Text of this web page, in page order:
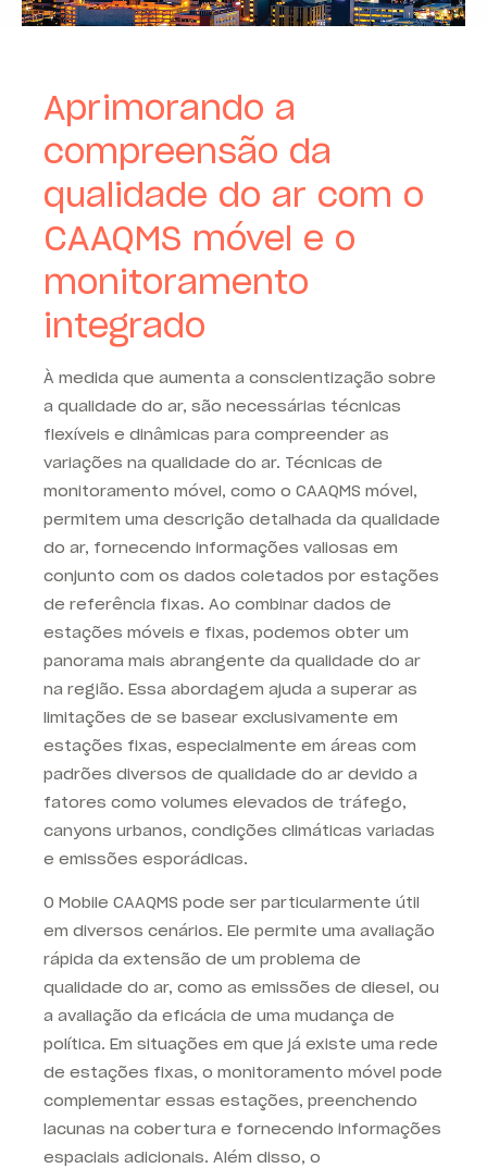
Aprimorando a
compreensão da
qualidade do ar com o
CAAQMS móvel e o
monitoramento
integrado
À medida que aumenta a conscientização sobre
a qualidade do ar, são necessárias técnicas
flexíveis e dinâmicas para compreender as
variações na qualidade do ar. Técnicas de
monitoramento móvel, como o CAAQMS móvel,
permitem uma descrição detalhada da qualidade
do ar, fornecendo informações valiosas em
conjunto com os dados coletados por estações
de referência fixas. Ao combinar dados de
estações móveis e fixas, podemos obter um
panorama mais abrangente da qualidade do ar
na região. Essa abordagem ajuda a superar as
limitações de se basear exclusivamente em
estações fixas, especialmente em áreas com
padrões diversos de qualidade do ar devido a
fatores como volumes elevados de tráfego,
canyons urbanos, condições climáticas variadas
e emissões esporádicas.
O Mobile CAAQMS pode ser particularmente útil
em diversos cenários. Ele permite uma avaliação
rápida da extensão de um problema de
qualidade do ar, como as emissões de diesel, ou
a avaliação da eficácia de uma mudança de
política. Em situações em que já existe uma rede
de estações fixas, o monitoramento móvel pode
complementar essas estações, preenchendo
lacunas na cobertura e fornecendo informações
espaciais adicionais. Além disso, o